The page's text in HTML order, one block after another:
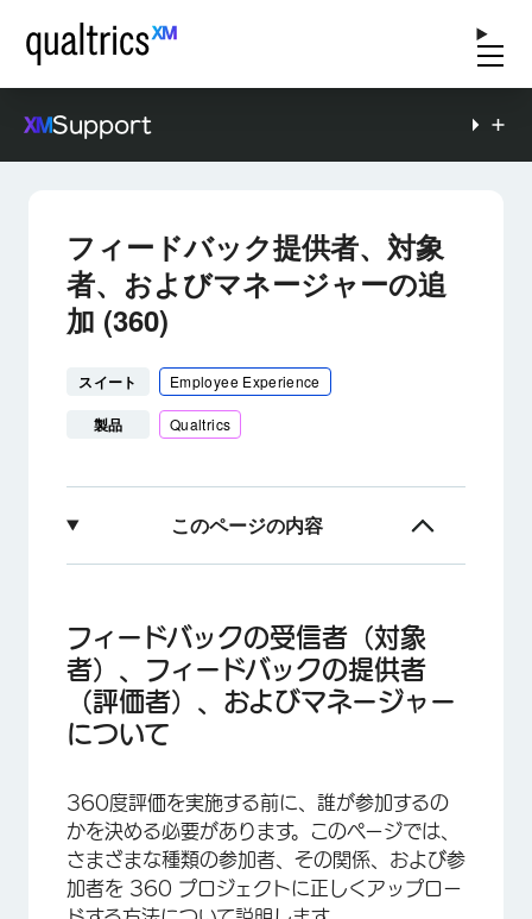
Support
フィードバック提供者、対象
者、およびマネージャーの追
加 (360)
スイート Employee Experience
製品 Qualtrics
このページの内容
ついて
フィードバックの受信者と提供者の違い
リレーションシップとマネージャー
フィードバック受信者のインポート
フィードバック提供者のインポート
フィードバック提供者ではないマネージャーの追
フィードバックの受信者（対象
者）、フィードバックの提供者
（評価者）、およびマネージャー
について
360度評価を実施する前に、誰が参加するの
かを決める必要があります。このページでは、
さまざまな種類の参加者、その関係、および参
加者を 360 プロジェクトに正しくアップロー